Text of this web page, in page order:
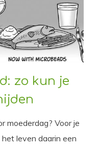
zo kun je
moederdag? Voor je
leven daarin een